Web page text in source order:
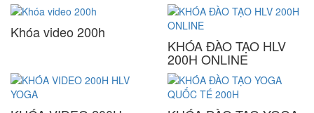
Khóa video 200h
KHÓA ĐÀO TẠO HLV
200H ONLINE